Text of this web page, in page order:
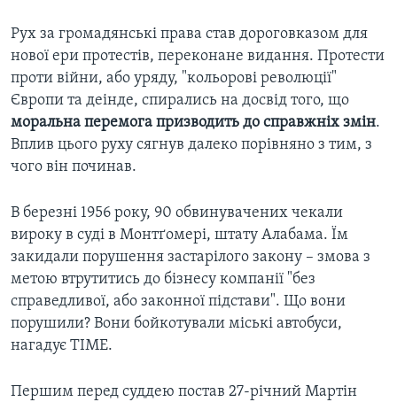
Рух за громадянські права став дороговказом для
нової ери протестів, переконане видання. Протести
проти війни, або уряду, "кольорові революції"
Європи та деінде, спирались на досвід того, що
моральна перемога призводить до справжніх змін.
Вплив цього руху сягнув далеко порівняно з тим, з
чого він починав.
В березні 1956 року, 90 обвинувачених чекали
вироку в суді в Монтґомері, штату Алабама. Їм
закидали порушення застарілого закону – змова з
метою втрутитись до бізнесу компанії "без
справедливої, або законної підстави". Що вони
порушили? Вони бойкотували міські автобуси,
нагадує TIME.
Першим перед суддею постав 27-річний Мартін